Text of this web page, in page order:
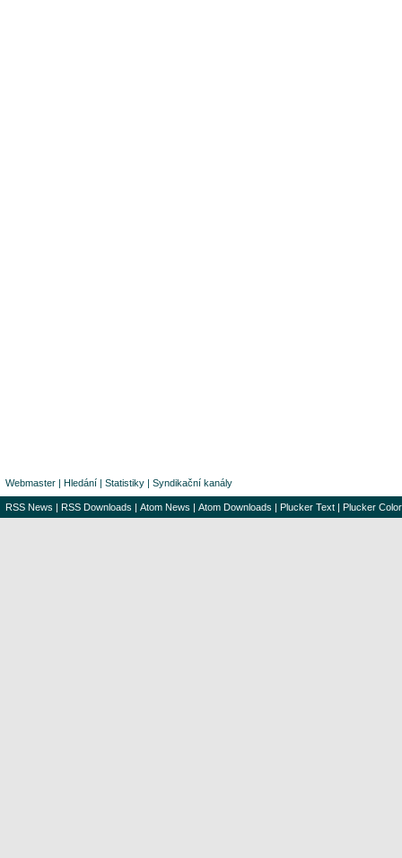
Webmaster | Hledání | Statistiky | Syndikační kanály
RSS News | RSS Downloads | Atom News | Atom Downloads | Plucker Text | Plucker Color